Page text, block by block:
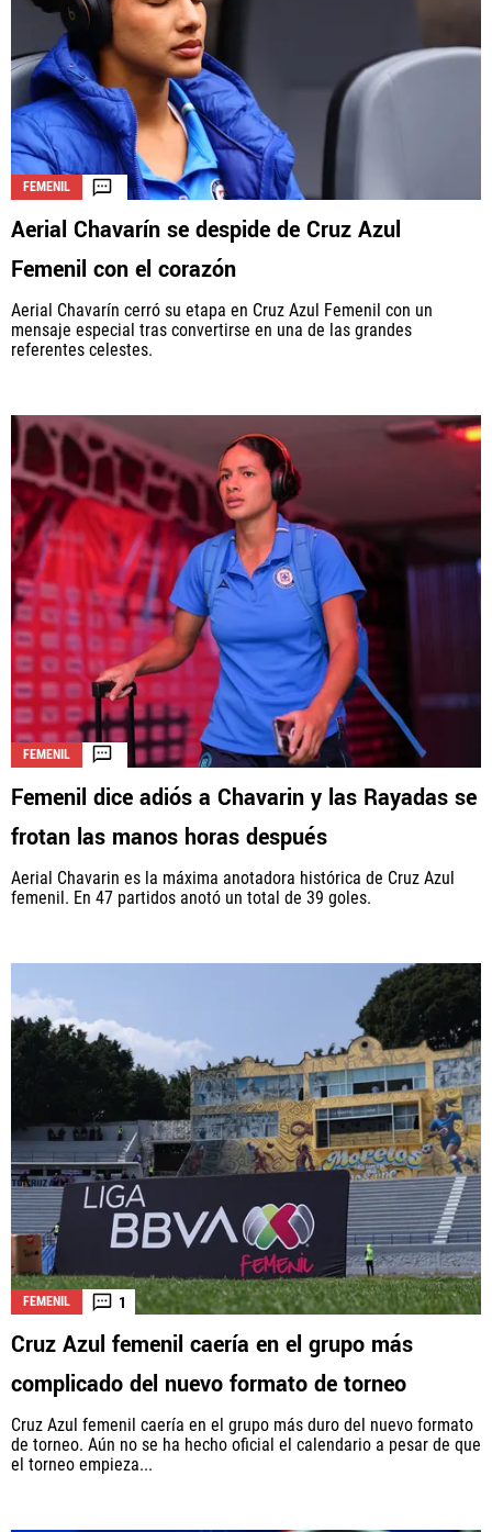
FEMENIL
Aerial Chavarín se despide de Cruz Azul
Femenil con el corazón
Aerial Chavarín cerró su etapa en Cruz Azul Femenil con un
mensaje especial tras convertirse en una de las grandes
referentes celestes.
FEMENIL
Femenil dice adiós a Chavarin y las Rayadas se
frotan las manos horas después
Aerial Chavarin es la máxima anotadora histórica de Cruz Azul
femenil. En 47 partidos anotó un total de 39 goles.
FEMENIL 1
Cruz Azul femenil caería en el grupo más
complicado del nuevo formato de torneo
Cruz Azul femenil caería en el grupo más duro del nuevo formato
de torneo. Aún no se ha hecho oficial el calendario a pesar de que
el torneo empieza...